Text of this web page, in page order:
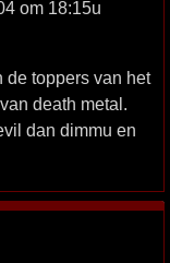
om 18:15u
de toppers van het
death metal.
dan dimmu en